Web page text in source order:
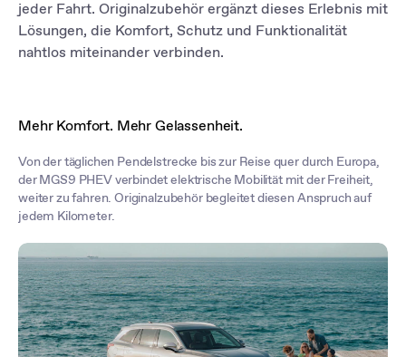
bei jeder Fahrt zu speichern und abzurufen.
jeder Fahrt. Originalzubehör ergänzt dieses Erlebnis mit
Lösungen, die Komfort, Schutz und Funktionalität
nahtlos miteinander verbinden.
Mehr Komfort. Mehr Gelassenheit.
Von der täglichen Pendelstrecke bis zur Reise quer durch Europa,
der MGS9 PHEV verbindet elektrische Mobilität mit der Freiheit,
weiter zu fahren. Originalzubehör begleitet diesen Anspruch auf
jedem Kilometer.